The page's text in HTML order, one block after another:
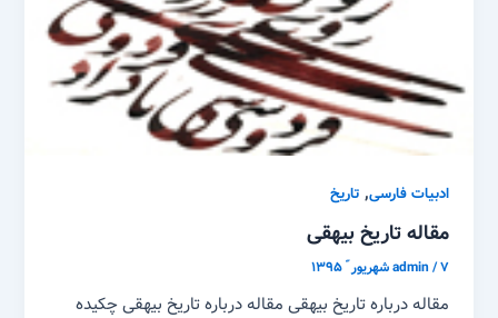
ادبیات فارسی, تاریخ
مقاله تاریخ بیهقی
admin/۷ شهریور ّ ۱۳۹۵
مقاله درباره تاریخ بیهقی مقاله درباره تاریخ بیهقی چکیده